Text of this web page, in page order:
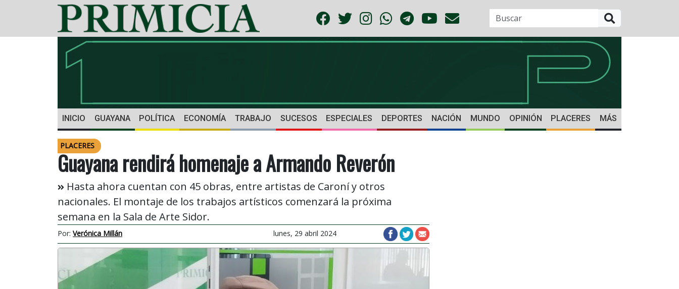
INICIO GUAYANA POLÍTICA ECONOMÍA TRABAJO SUCESOS ESPECIALES DEPORTES NACIÓN MUNDO OPINIÓN PLACERES MÁS
PLACERES
Guayana rendirá homenaje a Armando Reverón
Hasta ahora cuentan con 45 obras, entre artistas de Caroní y otros
nacionales. El montaje de los trabajos artísticos comenzará la próxima
semana en la Sala de Arte Sidor.
Por: Verónica Millán lunes, 29 abril 2024